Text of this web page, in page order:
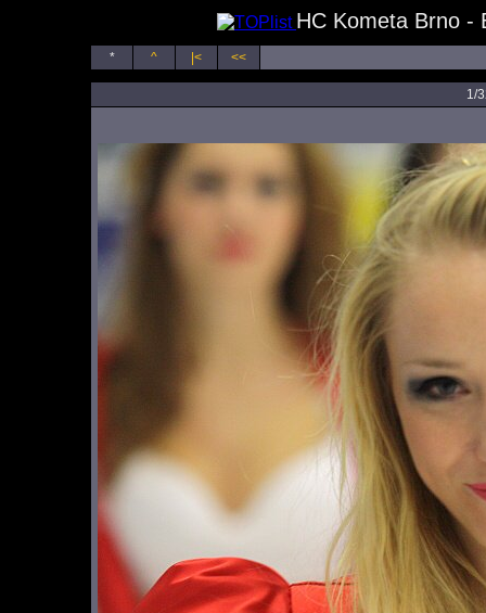
HC Kometa Brno -
* ^ |< <<
1/